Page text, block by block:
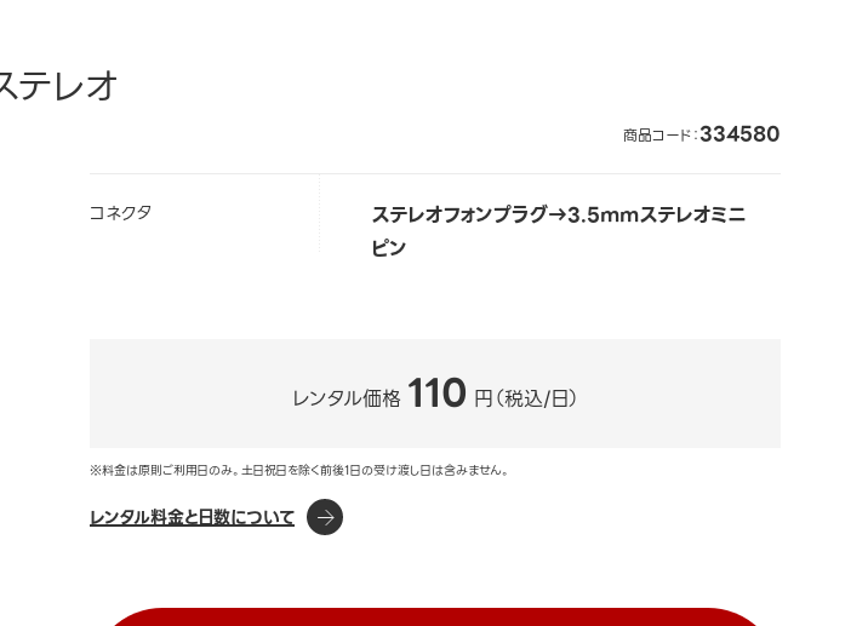
テレオ
商品コード：334580
コネクタ
ステレオフォンプラグ→3.5mmステレオミニ
ピン
レンタル価格 110 円（税込/日）
※料金は原則ご利用日のみ。土日祝日を除く前後1日の受け渡し日は含みません。
レンタル料金と日数について